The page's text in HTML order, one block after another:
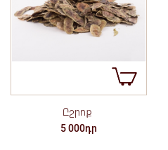
Ըշրոք
5 000դր